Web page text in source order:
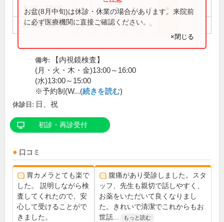
9:00～12:00 ● ● ● ● ●
16:30～18:30 ● ● ●
お盆(8月中旬)は休診・休業の場合があります。来院前
に必ず医療機関に直接ご確認ください。
×閉じる
備考:
【内視鏡検査】
(月・火・木・金)13:00～16:00
(水)13:00～15:00
※予約制(W...(続きを読む)
休診日: 日、祝
初診・再診受付
口コミ
胃カメラとても楽で
した。 説明しながら検
査してくれたので、安
心して受けることがで
きました。
腹痛があり受診しました。スタ
ッフ、先生も親切で話しやすく、
お薬をいただいて良くなりまし
た。きれいで清潔でこれからもお
世話...
もっと読む